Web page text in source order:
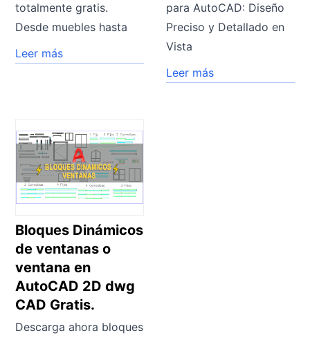
totalmente gratis.
Desde muebles hasta
Leer más
para AutoCAD: Diseño
Preciso y Detallado en
Vista
Leer más
Bloques Dinámicos
de ventanas o
ventana en
AutoCAD 2D dwg
CAD Gratis.
Descarga ahora bloques